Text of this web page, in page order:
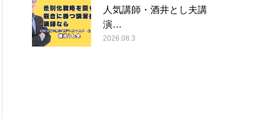
人気講師・酒井とし夫講
演…
2026.08.3